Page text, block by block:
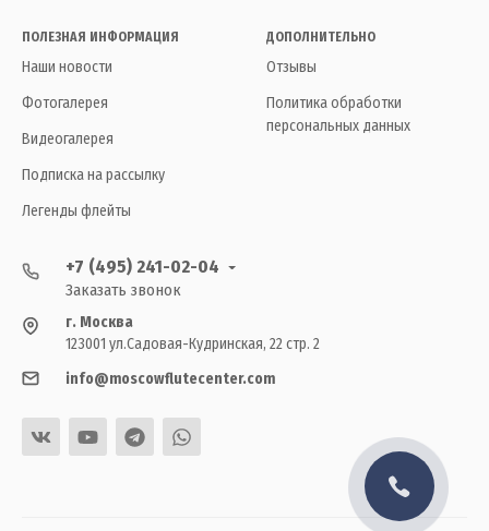
ПОЛЕЗНАЯ ИНФОРМАЦИЯ
Наши новости
Фотогалерея
Видеогалерея
Подписка на рассылку
Легенды флейты
ДОПОЛНИТЕЛЬНО
Отзывы
Политика обработки
персональных данных
+7 (495) 241-02-04
Заказать звонок
г. Москва
123001 ул.Садовая-Кудринская, 22 стр. 2
info@moscowflutecenter.com